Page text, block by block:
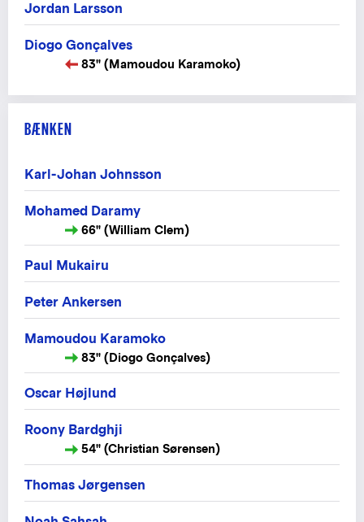
Jordan Larsson
Diogo Gonçalves
83" (Mamoudou Karamoko)
BÆNKEN
Karl-Johan Johnsson
Mohamed Daramy
66" (William Clem)
Paul Mukairu
Peter Ankersen
Mamoudou Karamoko
83" (Diogo Gonçalves)
Oscar Højlund
Roony Bardghji
54" (Christian Sørensen)
Thomas Jørgensen